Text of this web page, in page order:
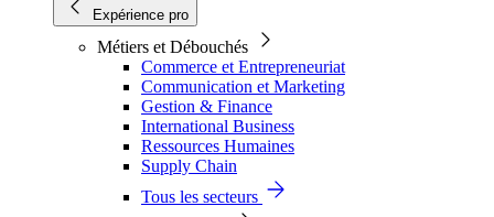
Expérience pro
Métiers et Débouchés
Commerce et Entrepreneuriat
Communication et Marketing
Gestion & Finance
International Business
Ressources Humaines
Supply Chain
Tous les secteurs